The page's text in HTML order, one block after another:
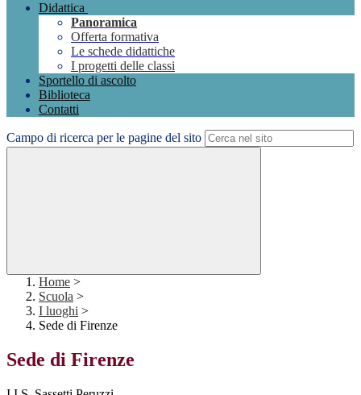
Didattica
Panoramica
Offerta formativa
Le schede didattiche
I progetti delle classi
Sportello di ascolto
Biblioteca
Contatti
Campo di ricerca per le pagine del sito
Home >
Scuola >
I luoghi >
Sede di Firenze
Sede di Firenze